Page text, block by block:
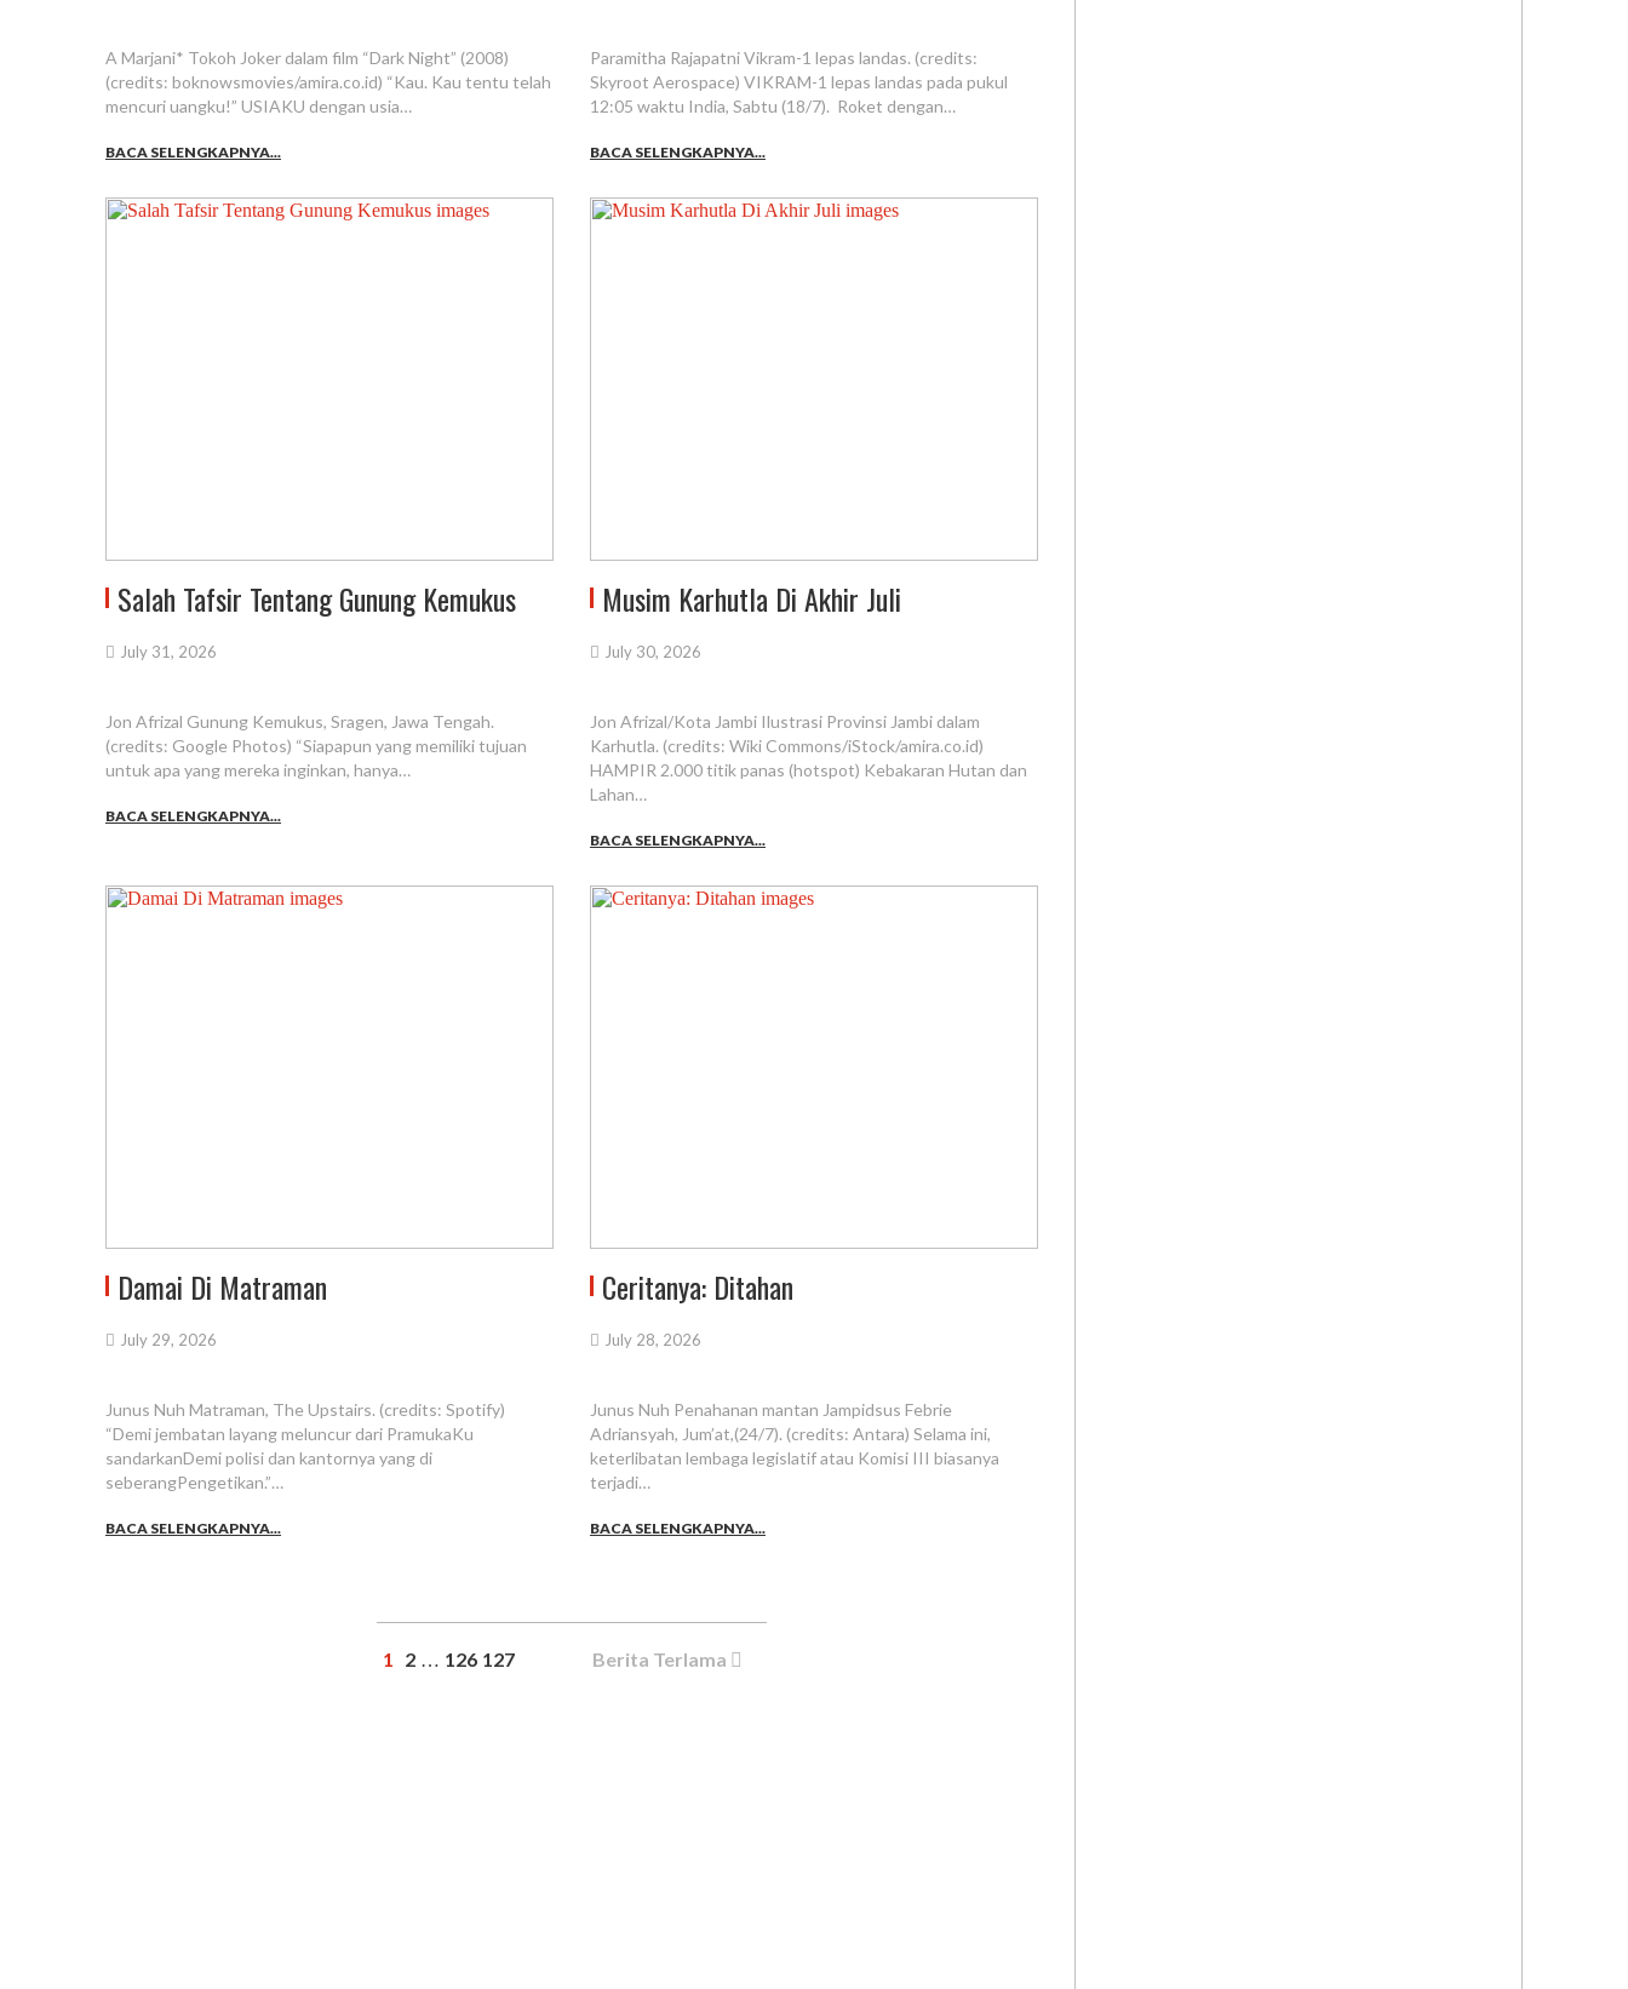
A Marjani* Tokoh Joker dalam film “Dark Night” (2008)
(credits: boknowsmovies/amira.co.id) “Kau. Kau tentu telah
mencuri uangku!” USIAKU dengan usia…
BACA SELENGKAPNYA...
Paramitha Rajapatni Vikram-1 lepas landas. (credits:
Skyroot Aerospace) VIKRAM-1 lepas landas pada pukul
12:05 waktu India, Sabtu (18/7). Roket dengan…
BACA SELENGKAPNYA...
Salah Tafsir Tentang Gunung Kemukus
July 31, 2026
Jon Afrizal Gunung Kemukus, Sragen, Jawa Tengah.
(credits: Google Photos) “Siapapun yang memiliki tujuan
untuk apa yang mereka inginkan, hanya…
BACA SELENGKAPNYA...
Musim Karhutla Di Akhir Juli
July 30, 2026
Jon Afrizal/Kota Jambi Ilustrasi Provinsi Jambi dalam
Karhutla. (credits: Wiki Commons/iStock/amira.co.id)
HAMPIR 2.000 titik panas (hotspot) Kebakaran Hutan dan
Lahan…
BACA SELENGKAPNYA...
Damai Di Matraman
July 29, 2026
Junus Nuh Matraman, The Upstairs. (credits: Spotify)
“Demi jembatan layang meluncur dari PramukaKu
sandarkanDemi polisi dan kantornya yang di
seberangPengetikan.”…
BACA SELENGKAPNYA...
Ceritanya: Ditahan
July 28, 2026
Junus Nuh Penahanan mantan Jampidsus Febrie
Adriansyah, Jum’at,(24/7). (credits: Antara) Selama ini,
keterlibatan lembaga legislatif atau Komisi III biasanya
terjadi…
BACA SELENGKAPNYA...
1 2 … 126 127 Berita Terlama